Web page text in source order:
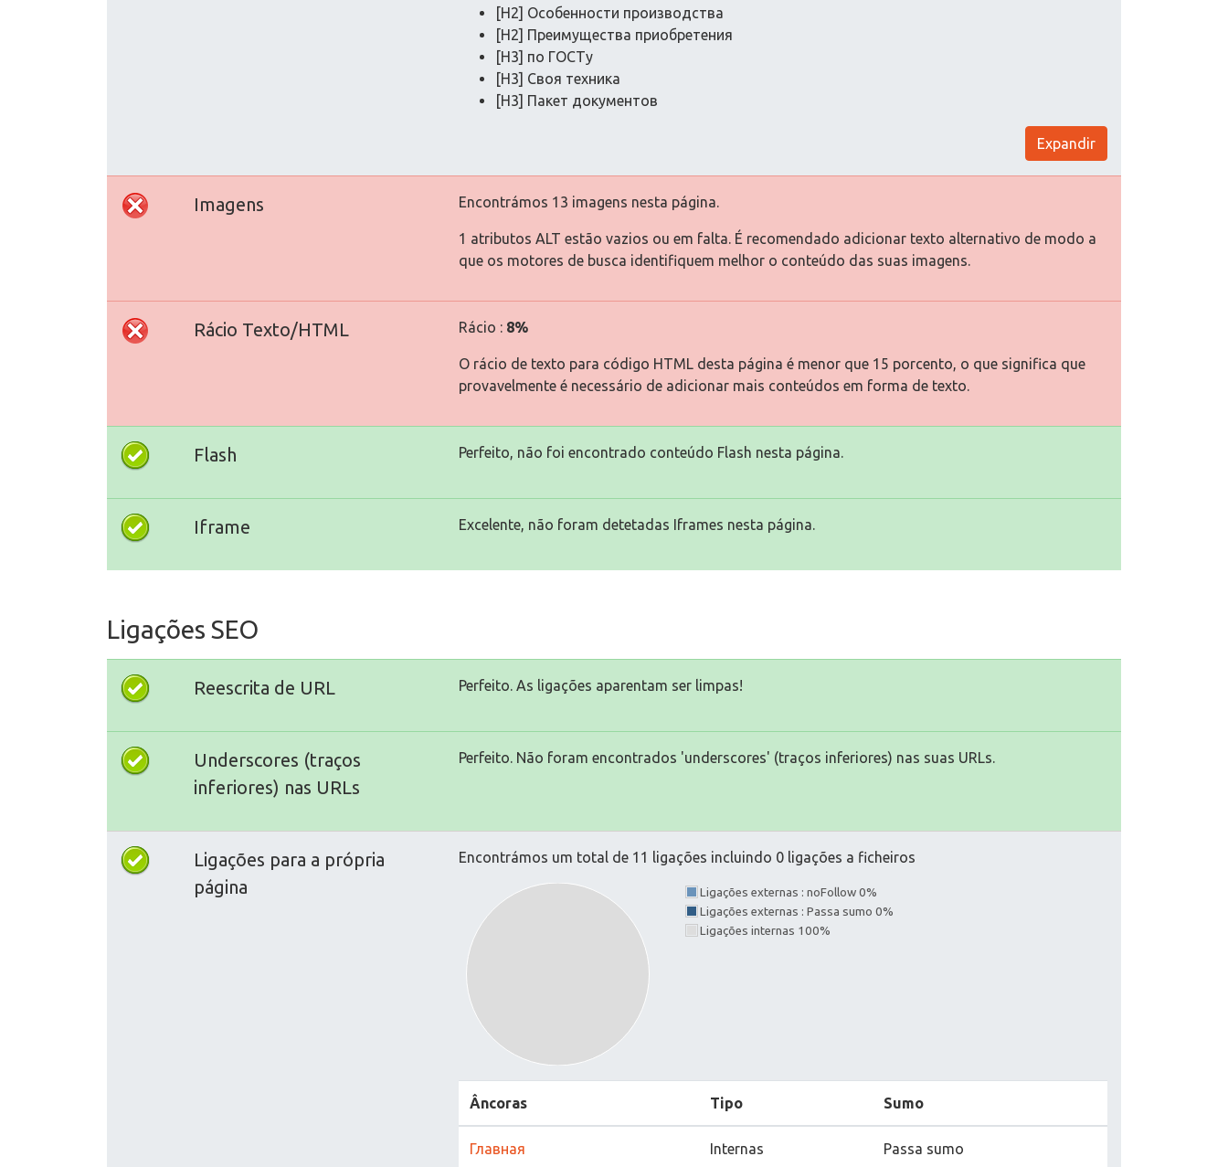
[H2] Особенности производства
[H2] Преимущества приобретения
[H3] по ГОСТу
[H3] Своя техника
[H3] Пакет документов
Expandir
Imagens Encontrámos 13 imagens nesta página.
1 atributos ALT estão vazios ou em falta. É recomendado adicionar texto alternativo de modo a
que os motores de busca identifiquem melhor o conteúdo das suas imagens.
Rácio Texto/HTML Rácio : 8%
O rácio de texto para código HTML desta página é menor que 15 porcento, o que significa que
provavelmente é necessário de adicionar mais conteúdos em forma de texto.
Flash Perfeito, não foi encontrado conteúdo Flash nesta página.
Iframe Excelente, não foram detetadas Iframes nesta página.
Ligações SEO
Reescrita de URL Perfeito. As ligações aparentam ser limpas!
Underscores (traços
inferiores) nas URLs
Perfeito. Não foram encontrados 'underscores' (traços inferiores) nas suas URLs.
Ligações para a própria
página
Encontrámos um total de 11 ligações incluindo 0 ligações a ficheiros
Ligações externas : noFollow 0%
Ligações externas : Passa sumo 0%
Ligações internas 100%
Âncoras Tipo Sumo
Главная Internas Passa sumo